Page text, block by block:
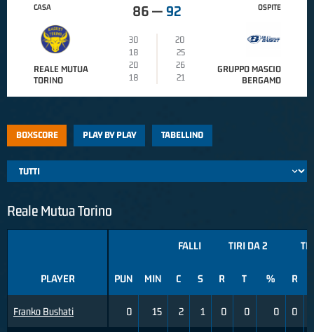
CASA
REALE MUTUA
TORINO
86 — 92
30
20
18
25
20
26
18
21
OSPITE
GRUPPO MASCIO
BERGAMO
BOXSCORE PLAY BY PLAY TABELLINO
Reale Mutua Torino
PLAYER
Franko Bushati
FALLI TIRI DA 2
PUN MIN C S R T % R
0 15 2 1 0 0 0 0